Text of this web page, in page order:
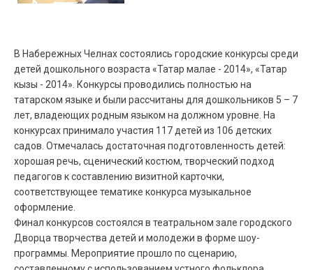
В Набережных Челнах состоялись городские конкурсы среди
детей дошкольного возраста «Татар малае - 2014», «Татар
кызы - 2014». Конкурсы проводились полностью на
татарском языке и были рассчитаны для дошкольников 5 – 7
лет, владеющих родным языком на должном уровне. На
конкурсах принимало участия 117 детей из 106 детских
садов. Отмечалась достаточная подготовленность детей:
хорошая речь, сценический костюм, творческий подход
педагогов к составлению визитной карточки,
соответствующее тематике конкурса музыкальное
оформление.
Финал конкурсов состоялся в театральном зале городского
Дворца творчества детей и молодежи в форме шоу-
программы. Мероприятие прошло по сценарию,